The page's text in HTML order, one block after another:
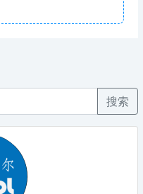
搜索